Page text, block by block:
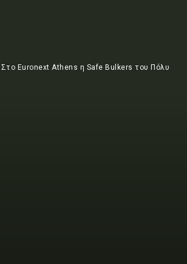
Στο Euronext Athens η Safe Bulkers του Πόλυ